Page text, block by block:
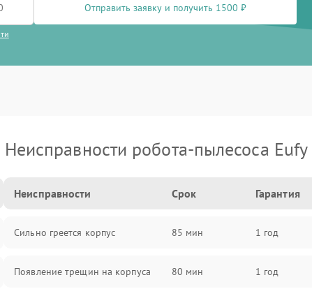
Отправить заявку и получить 1500 ₽
Неисправности робота-пылесоса Eufy
Неисправности Срок Гарантия
Сильно греется корпус 85 мин 1 год
Появление трещин на корпуса 80 мин 1 год